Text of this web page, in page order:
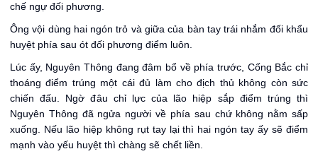
chế ngự đối phương.
Ông vội dùng hai ngón trỏ và giữa của bàn tay trái nhắm đối khẩu
huyệt phía sau ót đối phương điểm luôn.
Lúc ấy, Nguyên Thông đang đâm bổ về phía trước, Cống Bắc chỉ
thoáng điểm trúng một cái đủ làm cho địch thủ không còn sức
chiến đấu. Ngờ đâu chỉ lực của lão hiệp sắp điểm trúng thì
Nguyên Thông đã ngửa người về phía sau chứ không nằm sấp
xuống. Nếu lão hiệp không rụt tay lại thì hai ngón tay ấy sẽ điểm
mạnh vào yếu huyệt thì chàng sẽ chết liền.